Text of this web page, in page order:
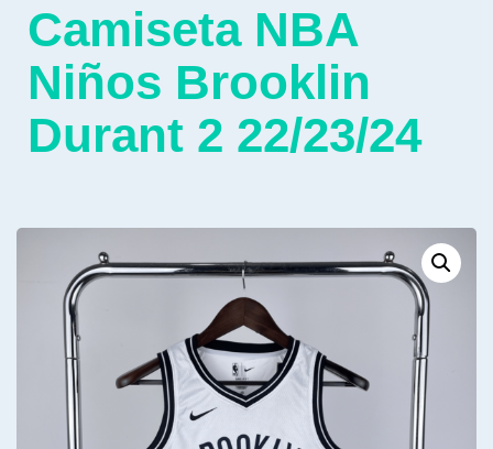
Camiseta NBA
Niños Brooklin
Durant 2 22/23/24